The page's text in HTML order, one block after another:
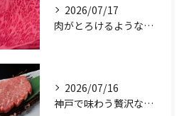
2026/07/17
肉がとろけるような味わいを体験したことはありますか？
2026/07/16
神戸で味わう贅沢なひとときを。